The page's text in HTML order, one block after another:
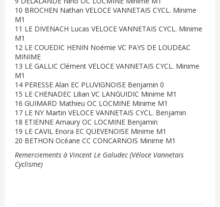
10 BROCHEN Nathan VELOCE VANNETAIS CYCL. Minime
M1
11 LE DIVENACH Lucas VELOCE VANNETAIS CYCL. Minime
M1
12 LE COUEDIC HENIN Noémie VC PAYS DE LOUDEAC
MINIME
13 LE GALLIC Clément VELOCE VANNETAIS CYCL. Minime
M1
14 PERESSE Alan EC PLUVIGNOISE Benjamin 0
15 LE CHENADEC Lilian VC LANGUIDIC Minime M1
16 GUIMARD Mathieu OC LOCMINE Minime M1
17 LE NY Martin VELOCE VANNETAIS CYCL. Benjamin
18 ETIENNE Amaury OC LOCMINE Benjamin
19 LE CAVIL Enora EC QUEVENOISE Minime M1
20 BETHON Océane CC CONCARNOIS Minime M1
Remerciements à Vincent Le Galudec (Véloce Vannetais
Cyclisme)